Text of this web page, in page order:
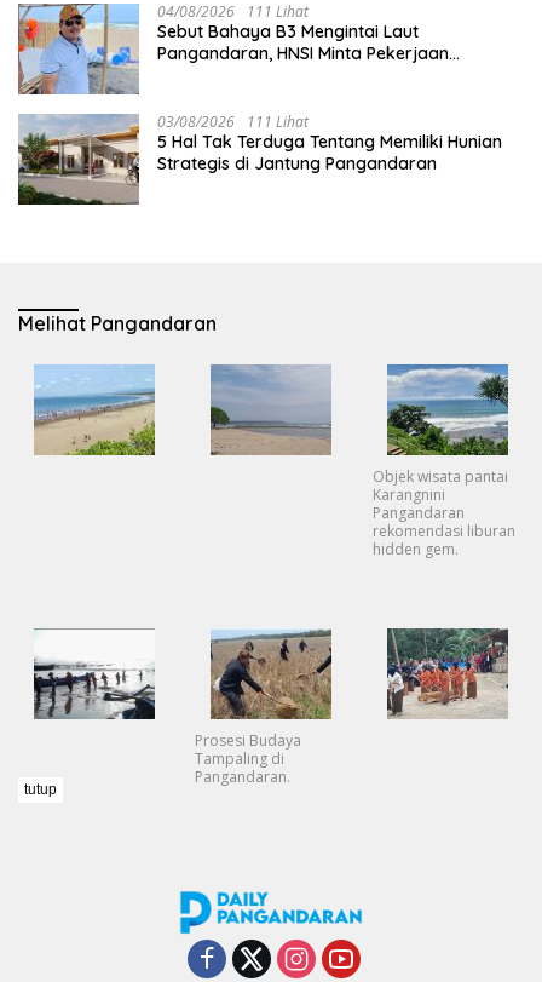
04/08/2026 111 Lihat
Sebut Bahaya B3 Mengintai Laut
Pangandaran, HNSI Minta Pekerjaan
03/08/2026 111 Lihat
5 Hal Tak Terduga Tentang Memiliki Hunian
Strategis di Jantung Pangandaran
Melihat Pangandaran
Objek wisata pantai
Karangnini
Pangandaran
rekomendasi liburan
hidden gem.
Prosesi Budaya
Tampaling di
Pangandaran.
tutup